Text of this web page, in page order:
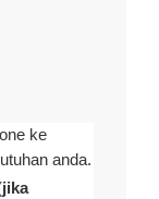
ke
anda.
jika